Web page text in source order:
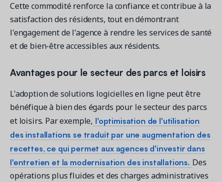
Cette commodité renforce la confiance et contribue à la
satisfaction des résidents, tout en démontrant
l'engagement de l'agence à rendre les services de santé
et de bien-être accessibles aux résidents.
Avantages pour le secteur des parcs et loisirs
L'adoption de solutions logicielles en ligne peut être
bénéfique à bien des égards pour le secteur des parcs
et loisirs. Par exemple, l'optimisation de l'utilisation
des installations se traduit par une augmentation des
recettes, ce qui permet aux agences d'investir dans
l'entretien et la modernisation des installations. Des
opérations plus fluides et des charges administratives